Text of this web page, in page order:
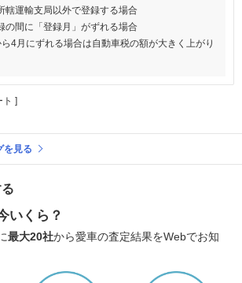
轄運輸支局以外で登録する場合
の間に「登録月」がずれる場合
ら4月にずれる場合は自動車税の額が大きく上がり
ト ]
を見る
いくら？
最大20社から愛車の査定結果をWebでお知